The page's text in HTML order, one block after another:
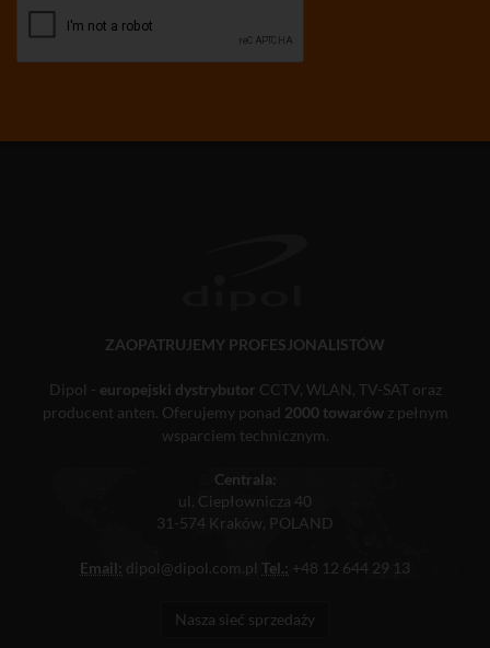
ZAOPATRUJEMY PROFESJONALISTÓW
Dipol - europejski dystrybutor CCTV, WLAN, TV-SAT oraz
producent anten. Oferujemy ponad 2000 towarówz pełnym
wsparciem technicznym.
Centrala:
ul. Ciepłownicza 40
31-574 Kraków, POLAND
Email: dipol@dipol.com.pl Tel.: +48 12 644 29 13
Nasza sieć sprzedaży